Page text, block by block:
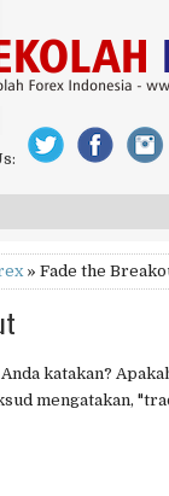
» Fade the
katakan?
mengatakan,